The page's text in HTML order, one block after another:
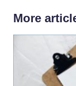
More